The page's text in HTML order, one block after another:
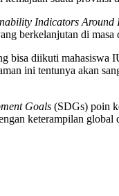
Indicators Around
berkelanjutan di masa
bisa diikuti mahasiswa
ini tentunya akan
Goals (SDGs) poin
keterampilan